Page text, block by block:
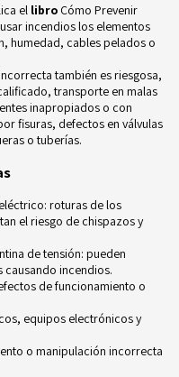
el libroCómo Prevenir
incendios los elementos
humedad, cables pelados o
también es riesgosa,
transporte en malas
inapropiados o con
fisuras, defectos en válvulas
o tuberías.
roturas de los
el riesgo de chispazos y
de tensión: pueden
incendios.
de funcionamiento o
equipos electrónicos y
o manipulación incorrecta